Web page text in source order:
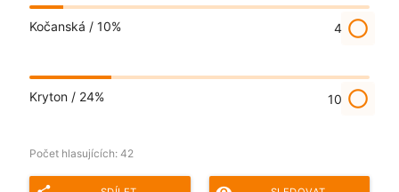
Kočanská / 10% 4 radio_button_unchecked
Kryton / 24% 10 radio_button_unchecked
Počet hlasujících: 42